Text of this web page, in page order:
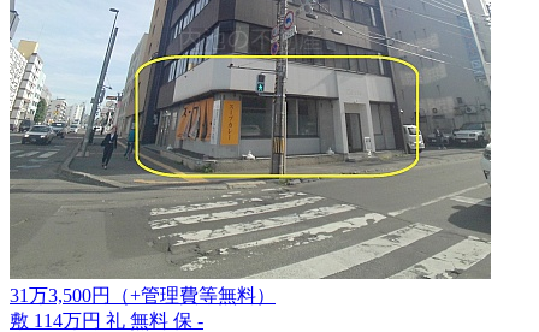
31万3,500円 （+管理費等無料）
敷 114万円 礼 無料 保 -